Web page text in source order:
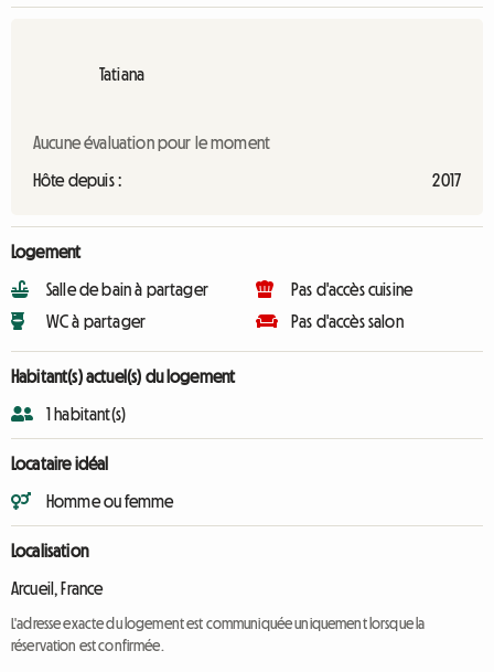
Tatiana
Aucune évaluation pour le moment
Hôte depuis : 2017
Logement
Salle de bain à partager
WC à partager
Pas d'accès cuisine
Pas d'accès salon
Habitant(s) actuel(s) du logement
1 habitant(s)
Locataire idéal
Homme ou femme
Localisation
Arcueil, France
L'adresse exacte du logement est communiquée uniquement lorsque la
réservation est confirmée.